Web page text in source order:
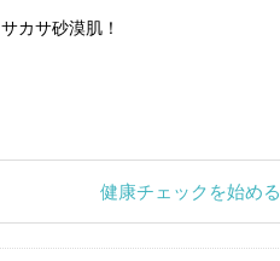
カサ砂漠肌！
健康チェックを始める